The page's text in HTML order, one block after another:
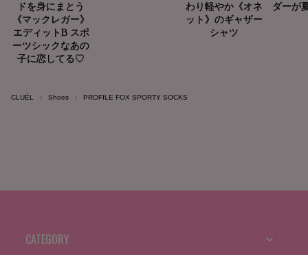
CLUÉL Shoes PROFILE FOX SPORTY SOCKS
CATEGORY